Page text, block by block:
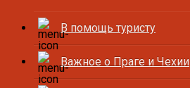
В помощь туристу
Важное о Праге и Чехии